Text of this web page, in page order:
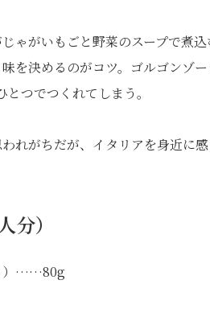
ゃがいもごと野菜のスープで煮
を決めるのがコツ。ゴルゴンゾ
つでつくれてしまう。
れがちだが、イタリアを身近に
分）
）……80g